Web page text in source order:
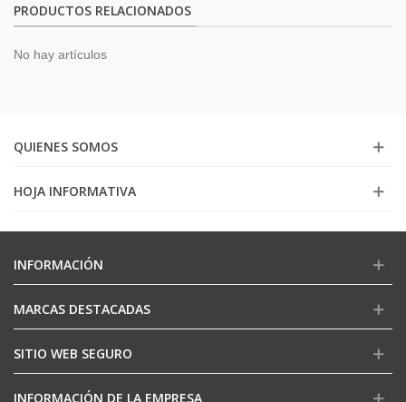
PRODUCTOS RELACIONADOS
No hay artículos
QUIENES SOMOS
HOJA INFORMATIVA
INFORMACIÓN
MARCAS DESTACADAS
SITIO WEB SEGURO
INFORMACIÓN DE LA EMPRESA